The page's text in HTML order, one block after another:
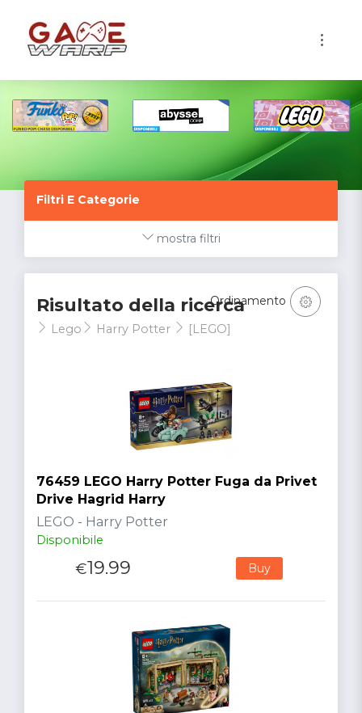
Filtri E Categorie
mostra filtri
Risultato della ricerca
Lego Harry Potter [LEGO]
Ordinamento
76459 LEGO Harry Potter Fuga da Privet
Drive Hagrid Harry
LEGO - Harry Potter
Disponibile
€19.99 Buy